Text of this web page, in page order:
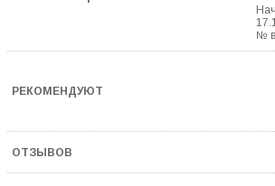
№ в